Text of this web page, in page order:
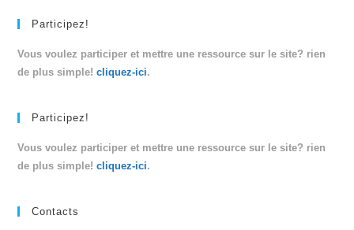
Participez!
Vous voulez participer et mettre une ressource sur le site? rien
de plus simple!cliquez-ici.
Participez!
Vous voulez participer et mettre une ressource sur le site? rien
de plus simple!cliquez-ici.
Contacts